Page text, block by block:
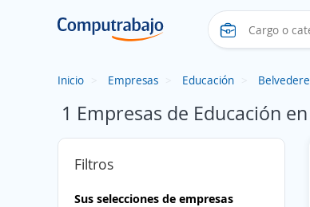
Inicio Empresas Educación Belvedere
1 Empresas de Educación
Filtros
Sus selecciones de empresas